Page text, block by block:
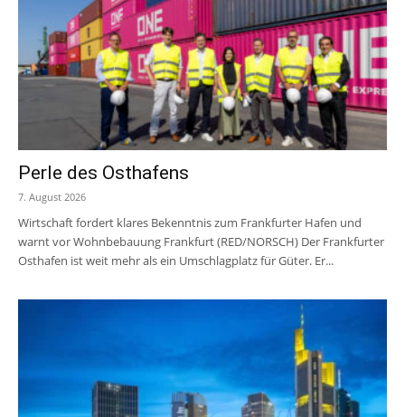
Perle des Osthafens
7. August 2026
Wirtschaft fordert klares Bekenntnis zum Frankfurter Hafen und
warnt vor Wohnbebauung Frankfurt (RED/NORSCH) Der Frankfurter
Osthafen ist weit mehr als ein Umschlagplatz für Güter. Er...